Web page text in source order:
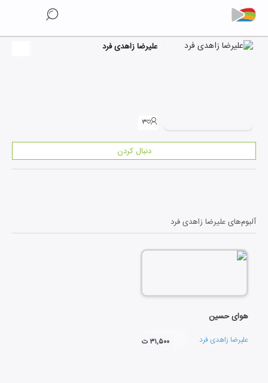
علیرضا زاهدی فرد
۳
دنبال کردن
آلبوم‌هایعلیرضا زاهدی فرد
هوای حسین
علیرضا زاهدی فرد ۳۱,۵۰۰ ت